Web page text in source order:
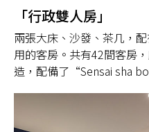
「行政雙人房」
兩張大床、沙發、茶几，
用的客房。共有42間客房
造，配備了“Sensai sha